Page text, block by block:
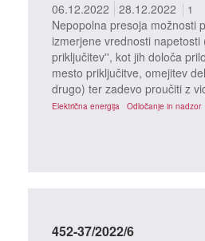
06.12.2022 28.12.2022 1
Nepopolna presoja možnosti
izmerjene vrednosti
priključitev'', kot jih določa
mesto priključitve, omejitev
drugo) ter zadevo proučiti z
Električna energija Odločanje in nadzor
452-37/2022/6